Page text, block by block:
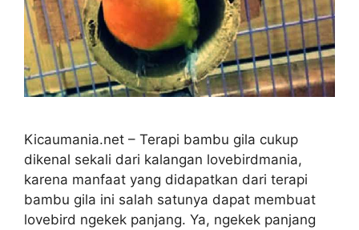
Kicaumania.net – Terapi bambu gila cukup
dikenal sekali dari kalangan lovebirdmania,
karena manfaat yang didapatkan dari terapi
bambu gila ini salah satunya dapat membuat
lovebird ngekek panjang. Ya, ngekek panjang